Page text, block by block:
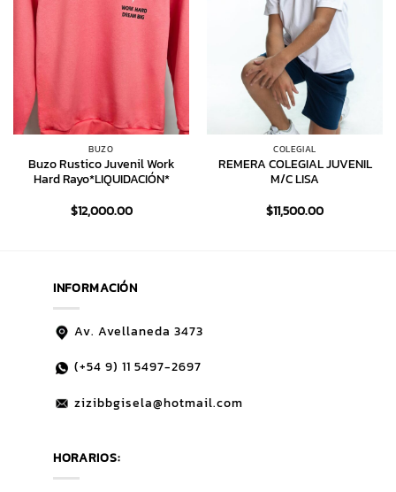
BUZO
Buzo Rustico Juvenil Work
Hard Rayo*LIQUIDACIÓN*
$12,000.00
COLEGIAL
REMERA COLEGIAL JUVENIL
M/C LISA
$11,500.00
INFORMACIÓN
Av. Avellaneda 3473
(+54 9) 11 5497-2697
zizibbgisela@hotmail.com
HORARIOS: